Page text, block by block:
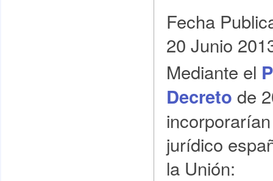
Fecha
20 Junio
Mediante el
Decreto de
jurídico
la Unión: